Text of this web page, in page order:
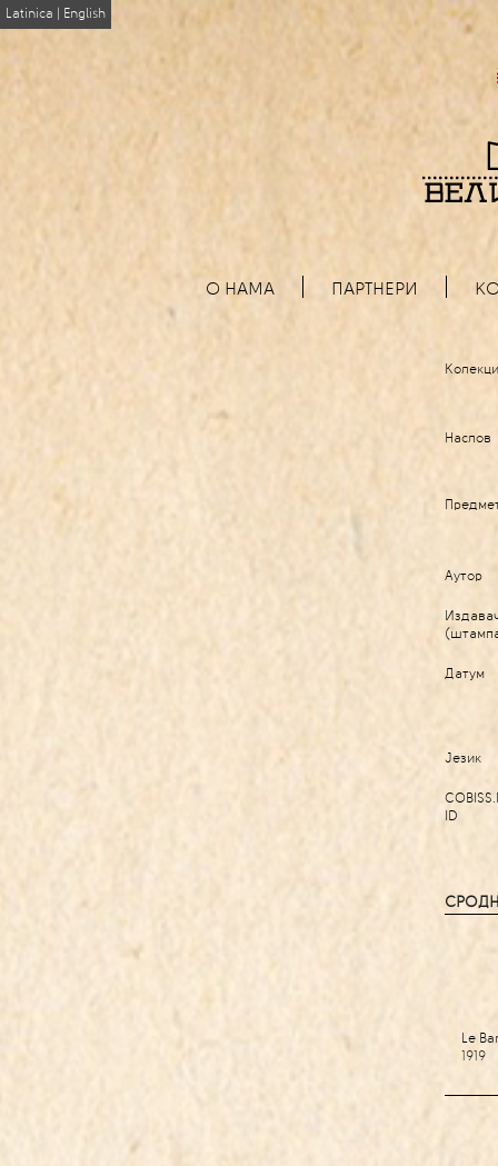
Latinica English
О НАМА ПАРТНЕРИ
Наслов
Аутор
Датум
Језик
ID
Le
1919